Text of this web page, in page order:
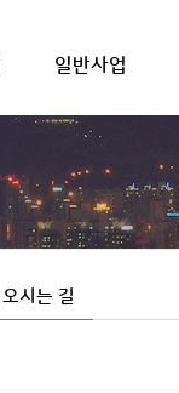
일반사업
오시는 길